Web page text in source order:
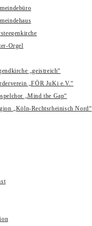
Orgel
„geistreich“
„FÖR JuKi e.V.“
„Mind the Gap“
„Köln-Rechtsrheinisch Nord“